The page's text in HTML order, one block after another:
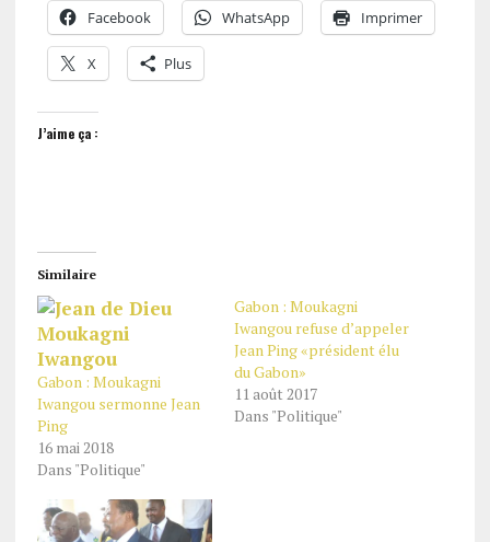
Facebook WhatsApp Imprimer
X Plus
J’aime ça :
Similaire
Gabon : Moukagni
Iwangou sermonne Jean
Ping
16 mai 2018
Dans "Politique"
Gabon : Moukagni
Iwangou refuse d’appeler
Jean Ping «président élu
du Gabon»
11 août 2017
Dans "Politique"